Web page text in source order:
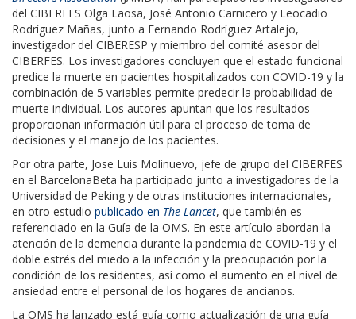
del CIBERFES Olga Laosa, José Antonio Carnicero y Leocadio
Rodríguez Mañas, junto a Fernando Rodríguez Artalejo,
investigador del CIBERESP y miembro del comité asesor del
CIBERFES. Los investigadores concluyen que el estado funcional
predice la muerte en pacientes hospitalizados con COVID-19 y la
combinación de 5 variables permite predecir la probabilidad de
muerte individual. Los autores apuntan que los resultados
proporcionan información útil para el proceso de toma de
decisiones y el manejo de los pacientes.
Por otra parte, Jose Luis Molinuevo, jefe de grupo del CIBERFES
en el BarcelonaBeta ha participado junto a investigadores de la
Universidad de Peking y de otras instituciones internacionales,
en otro estudio publicado en The Lancet, que también es
referenciado en la Guía de la OMS. En este artículo abordan la
atención de la demencia durante la pandemia de COVID-19 y el
doble estrés del miedo a la infección y la preocupación por la
condición de los residentes, así como el aumento en el nivel de
ansiedad entre el personal de los hogares de ancianos.
La OMS ha lanzado está guía como actualización de una guía